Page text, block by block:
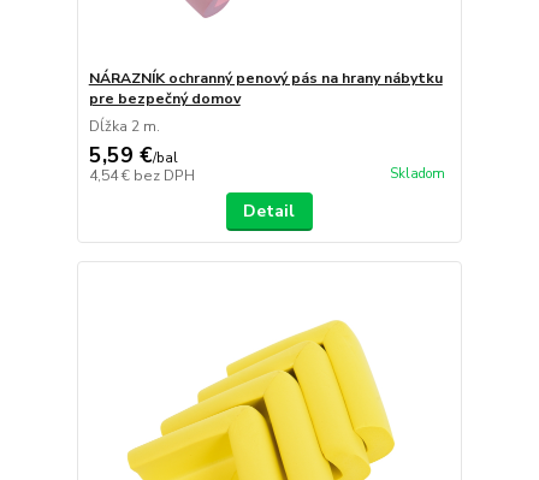
NÁRAZNÍK ochranný penový pás na hrany nábytku
pre bezpečný domov
Dĺžka 2 m.
5,59 €/bal
4,54 € bez DPH Skladom
Detail